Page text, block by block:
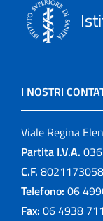
I NOSTRI
Viale Regina
Partita I.V.A.
C.F.
Telefono: 06
Fax: 06 4938